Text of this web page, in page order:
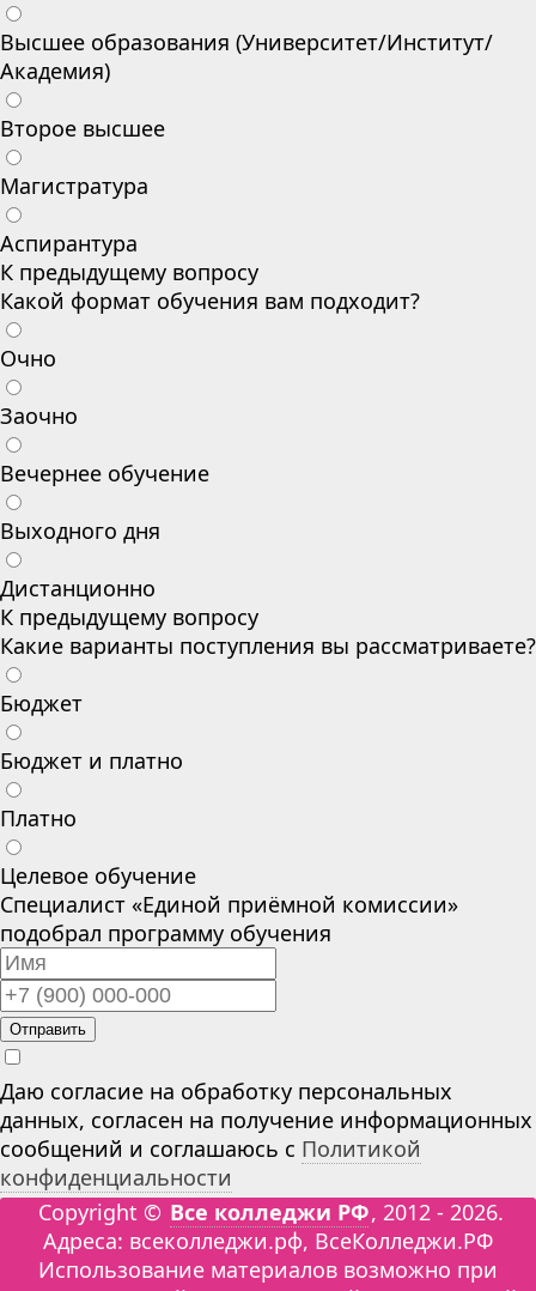
Высшее образования (Университет/Институт/
Академия)
Второе высшее
Магистратура
Аспирантура
К предыдущему вопросу
Какой формат обучения вам подходит?
Очно
Заочно
Вечернее обучение
Выходного дня
Дистанционно
К предыдущему вопросу
Какие варианты поступления вы рассматриваете?
Бюджет
Бюджет и платно
Платно
Целевое обучение
Специалист «Единой приёмной комиссии»
подобрал программу обучения
Отправить
Даю согласие на обработку персональных
данных, согласен на получение информационных
сообщений и соглашаюсь с Политикой
конфиденциальности
Copyright © Все колледжи РФ, 2012 - 2026.
Адреса: всеколледжи.рф, ВсеКолледжи.РФ
Использование материалов возможно при